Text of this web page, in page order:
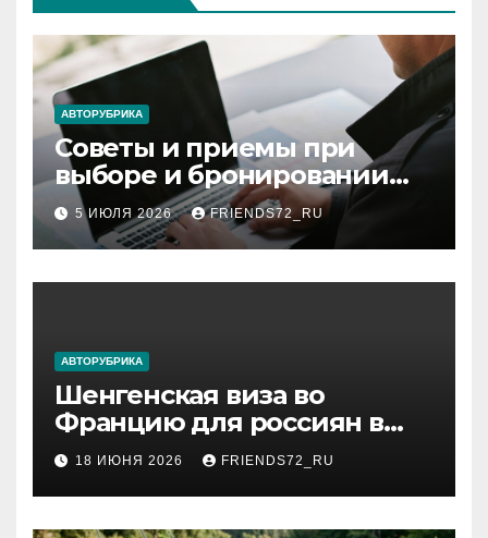
АВТОРУБРИКА
Советы и приемы при
выборе и бронировании
авиабилетов
5 ИЮЛЯ 2026 FRIENDS72_RU
АВТОРУБРИКА
Шенгенская виза во
Францию для россиян в
2026 году: сроки от 3 дней
и список необходимых
документов
18 ИЮНЯ 2026 FRIENDS72_RU